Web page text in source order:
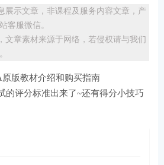
展示文章，非课程及服务内容文章，产
客服微信。
文章素材来源于网络，若侵权请与我们
原版教材介绍和购买指南
的评分标准出来了~还有得分小技巧